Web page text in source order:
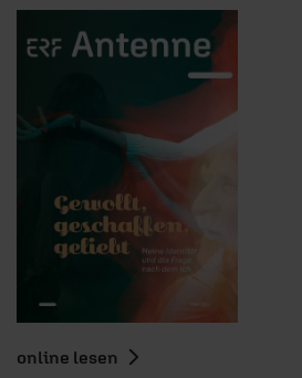
online lesen